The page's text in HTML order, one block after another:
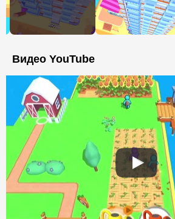
Видео YouTube